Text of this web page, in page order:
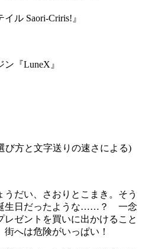
ル Saori-Criris!』
『LuneX』
び方と文字送りの速さによる)
だい、さおりとこまき。そう
生日だったような……？ 一念
ゼントを買いに出かけること
へは危険がいっぱい！